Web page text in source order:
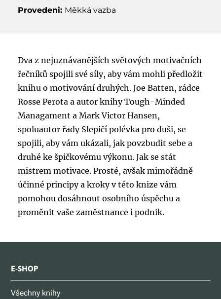
Provedeni: Měkká vazba
Dva z nejuznávanějších světových motivačních
řečníků spojili své síly, aby vám mohli předložit
knihu o motivování druhých. Joe Batten, rádce
Rosse Perota a autor knihy Tough-Minded
Managament a Mark Victor Hansen,
spoluautor řady Slepičí polévka pro duši, se
spojili, aby vám ukázali, jak povzbudit sebe a
druhé ke špičkovému výkonu. Jak se stát
mistrem motivace. Prosté, avšak mimořádně
účinné principy a kroky v této knize vám
pomohou dosáhnout osobního úspěchu a
proměnit vaše zaměstnance i podnik.
E-SHOP
Všechny knihy